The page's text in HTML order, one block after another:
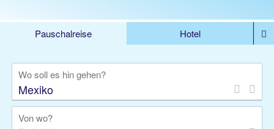
Pauschalreise
Hotel
Rundreise
Kreuzfahrt
Gruppenreise
Camper Privattransfer
Wo soll es hin gehen?
Von wo?